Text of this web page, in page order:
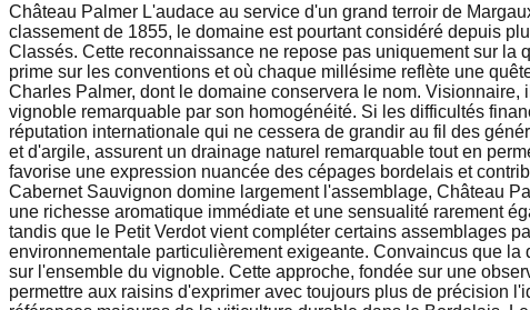
Château Palmer L'audace au service d'un grand terroir de
classement de 1855, le domaine est pourtant considéré depuis
Classés. Cette reconnaissance ne repose pas uniquement sur
prime sur les conventions et où chaque millésime reflète une
Charles Palmer, dont le domaine conservera le nom.
vignoble remarquable par son homogénéité. Si les difficultés
réputation internationale qui ne cessera de grandir au fil des
et d'argile, assurent un drainage naturel remarquable tout en
favorise une expression nuancée des cépages bordelais et
Cabernet Sauvignon domine largement l'assemblage, Château
une richesse aromatique immédiate et une sensualité rarement
tandis que le Petit Verdot vient compléter certains assemblages
environnementale particulièrement exigeante. Convaincus que
sur l'ensemble du vignoble. Cette approche, fondée sur une
permettre aux raisins d'exprimer avec toujours plus de précision